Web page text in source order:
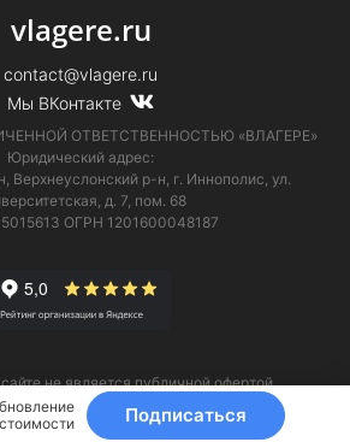
Подписаться
vlagere.ru
contact@vlagere.ru
Мы ВКонтакте
ОТВЕТСТВЕННОСТЬЮ «ВЛАГЕРЕ»
Юридический адрес:
Верхнеуслонский р-н, г. Иннополис, ул.
д. 7, пом. 68
ОГРН 1201600048187
не является публичной офертой.
поддержки